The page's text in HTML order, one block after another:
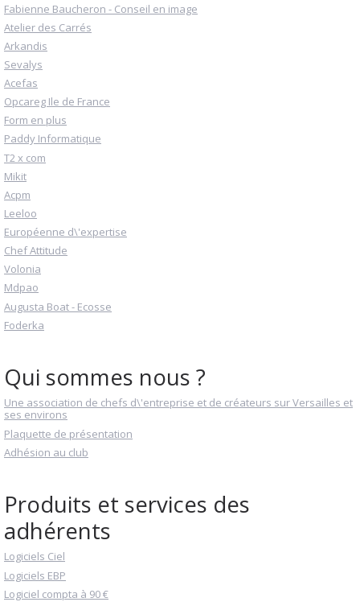
Fabienne Baucheron - Conseil en image
Atelier des Carrés
Arkandis
Sevalys
Acefas
Opcareg Ile de France
Form en plus
Paddy Informatique
T2 x com
Mikit
Acpm
Leeloo
Européenne d\'expertise
Chef Attitude
Volonia
Mdpao
Augusta Boat - Ecosse
Foderka
Qui sommes nous ?
Une association de chefs d\'entreprise et de créateurs sur Versailles et
ses environs
Plaquette de présentation
Adhésion au club
Produits et services des
adhérents
Logiciels Ciel
Logiciels EBP
Logiciel compta à 90 €